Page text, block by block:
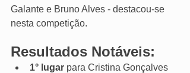
Galante e Bruno Alves - destacou-se
nesta competição.
Resultados Notáveis:
1° lugar para Cristina Gonçalves